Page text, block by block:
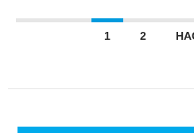
Posts navigation
1 2